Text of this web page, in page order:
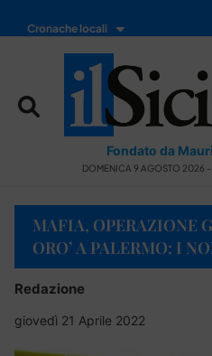
Cronache locali
Fondato da
DOMENICA 9 AGOSTO 2026
MAFIA, OPERAZIONE
ORO’ A PALERMO: I
Redazione
giovedì 21 Aprile 2022